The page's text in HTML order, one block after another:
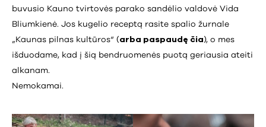
buvusio Kauno tvirtovės parako sandėlio valdovė Vida
Bliumkienė. Jos kugelio receptą rasite spalio žurnale
„Kaunas pilnas kultūros“ (arba paspaudę čia), o mes
išduodame, kad į šią bendruomenės puotą geriausia ateiti
alkanam.
Nemokamai.